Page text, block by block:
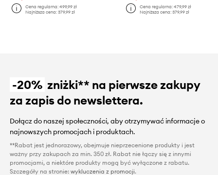
Cena regularna:499,99 zł
Najniższa cena:379,99 zł
Cena regularna: 479,99 zł
Najniższa cena: 379,99 zł
-20% zniżki** na pierwsze zakupy
za zapis do newslettera.
Dołącz do naszej społeczności, aby otrzymywać informacje o
najnowszych promocjach i produktach.
**Rabat jest jednorazowy, obejmuje nieprzecenione produkty i jest
ważny przy zakupach za min. 350 zł. Rabat nie łączy się z innymi
promocjami, a niektóre produkty mogą być wyłączone z rabatu.
Szczegóły na stronie: wykluczenia z promocji.